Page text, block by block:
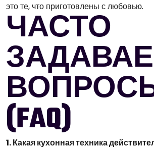
это те, что приготовлены с любовью.
ЧАСТО
(FAQ)
1. Какая кухонная техника